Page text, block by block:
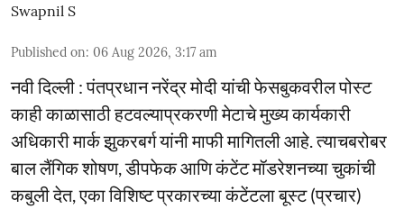
Swapnil S
Published on: 06 Aug 2026, 3:17 am
नवी दिल्ली : पंतप्रधान नरेंद्र मोदी यांची फेसबुकवरील पोस्ट
काही काळासाठी हटवल्याप्रकरणी मेटाचे मुख्य कार्यकारी
अधिकारी मार्क झुकरबर्ग यांनी माफी मागितली आहे. त्याचबरोबर
बाल लैंगिक शोषण, डीपफेक आणि कंटेंट मॉडरेशनच्या चुकांची
कबुली देत, एका विशिष्ट प्रकारच्या कंटेंटला बूस्ट (प्रचार)